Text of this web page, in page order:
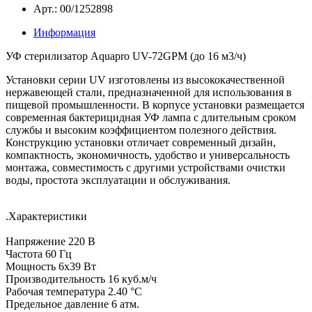
Арт.: 00/1252898
Информация
УФ стерилизатор Aquapro UV-72GPM (до 16 м3/ч)
Установки серии UV изготовлены из высококачественной
нержавеющей стали, предназначенной для использования в
пищевой промышленности. В корпусе установки размещается
современная бактерицидная УФ лампа с длительным сроком
службы и высоким коэффициентом полезного действия.
Конструкцию установки отличает современный дизайн,
компактность, экономичность, удобство и универсальность
монтажа, совместимость с другими устройствами очистки
воды, простота эксплуатации и обслуживания.
.Характеристики
Напряжение 220 В
Частота 60 Гц
Мощность 6х39 Вт
Производительность 16 куб.м/ч
Рабочая температура 2.40 °С
Предельное давление 6 атм.